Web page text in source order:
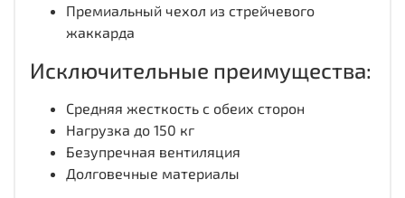
Премиальный чехол из стрейчевого
жаккарда
Исключительные преимущества:
Средняя жесткость с обеих сторон
Нагрузка до 150 кг
Безупречная вентиляция
Долговечные материалы